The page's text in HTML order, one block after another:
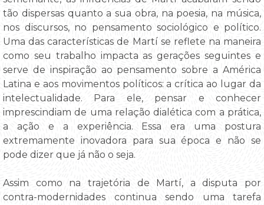
tão dispersas quanto a sua obra, na poesia, na música,
nos discursos, no pensamento sociológico e político.
Uma das características de Martí se reflete na maneira
como seu trabalho impacta as gerações seguintes e
serve de inspiração ao pensamento sobre a América
Latina e aos movimentos políticos: a crítica ao lugar da
intelectualidade. Para ele, pensar e conhecer
imprescindiam de uma relação dialética com a prática,
a ação e a experiência. Essa era uma postura
extremamente inovadora para sua época e não se
pode dizer que já não o seja.
Assim como na trajetória de Martí, a disputa por
contra-modernidades continua sendo uma tarefa